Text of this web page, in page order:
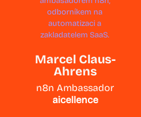
Marcel Claus-
Ahrens
n8n Ambassador
aicellence